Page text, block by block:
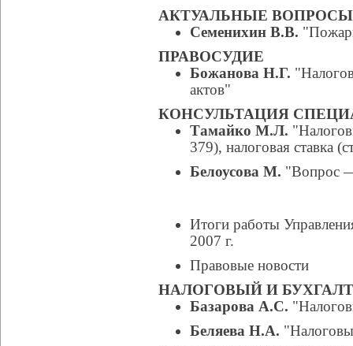
АКТУАЛЬНЫЕ
Семенихин В.В.
ПРАВОСУДИЕ
Божанова Н.Г.
актов"
КОНСУЛЬТАЦИЯ
Тамайко М.Л.
379), налоговая ставка
Белоусова М. "Вопрос
Итоги работы
2007 г.
Правовые новости
НАЛОГОВЫЙ И
Базарова А.С.
Беляева Н.А.